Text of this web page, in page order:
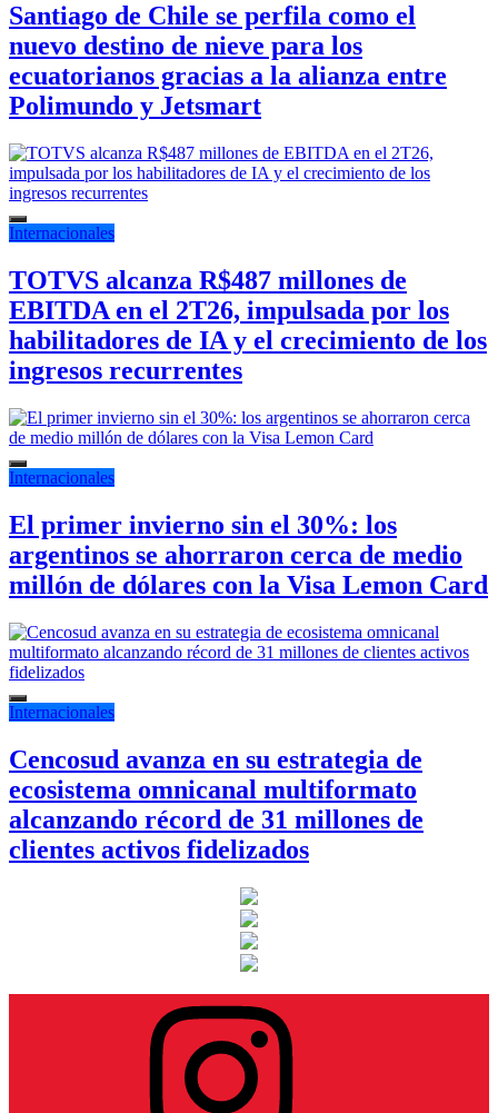
Santiago de Chile se perfila como el
nuevo destino de nieve para los
ecuatorianos gracias a la alianza entre
Polimundo y Jetsmart
Internacionales
TOTVS alcanza R$487 millones de
EBITDA en el 2T26, impulsada por los
habilitadores de IA y el crecimiento de los
ingresos recurrentes
Internacionales
El primer invierno sin el 30%: los
argentinos se ahorraron cerca de medio
millón de dólares con la Visa Lemon Card
Internacionales
Cencosud avanza en su estrategia de
ecosistema omnicanal multiformato
alcanzando récord de 31 millones de
clientes activos fidelizados